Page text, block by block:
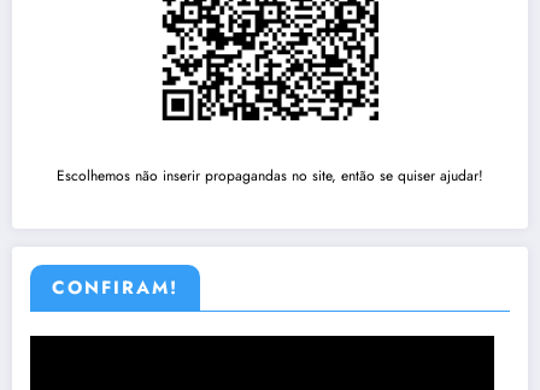
Escolhemos não inserir propagandas no site, então se quiser ajudar!
CONFIRAM!